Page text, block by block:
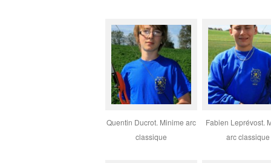
Quentin Ducrot. Minime arc
classique
Fabien Leprévost.
arc classique